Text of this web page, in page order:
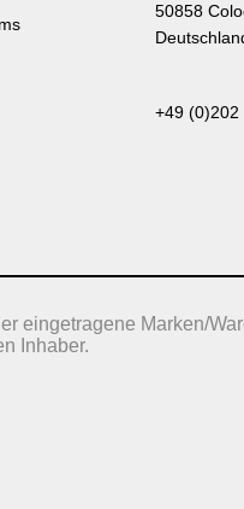
50858
+49 (0)202
eingetragene Marken/
Inhaber.